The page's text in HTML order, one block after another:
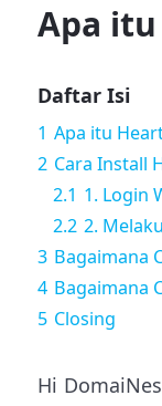
Apa
Daftar Isi
1 Apa itu
2 Cara Install
2.1 1. Login
2.2 2.
3 Bagaimana
4 Bagaimana
5 Closing
Hi